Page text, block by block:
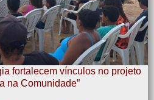
fortalecem vínculos no projeto
na Comunidade”